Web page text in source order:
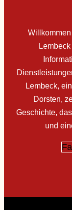
Lembeck,
Dorsten,
Geschichte,
und